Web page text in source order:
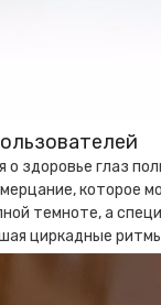
о здоровье глаз
которое
темноте, а
циркадные